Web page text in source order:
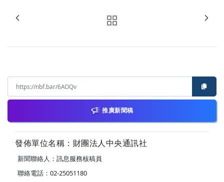
推廣新聞稿
發佈單位名稱：財團法人中央通訊社
新聞聯絡人：訊息服務核稿員
聯絡電話：02-25051180